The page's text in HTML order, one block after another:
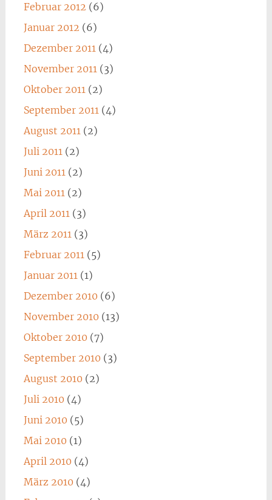
Februar 2012 (6)
Januar 2012 (6)
Dezember 2011(4)
November 2011(3)
Oktober 2011(2)
September 2011(4)
August 2011(2)
Juli 2011(2)
Juni 2011(2)
Mai 2011(2)
April 2011(3)
März 2011(3)
Februar 2011(5)
Januar 2011(1)
Dezember 2010 (6)
November 2010 (13)
Oktober 2010 (7)
September 2010 (3)
August 2010 (2)
Juli 2010 (4)
Juni 2010 (5)
Mai 2010 (1)
April 2010 (4)
März 2010 (4)